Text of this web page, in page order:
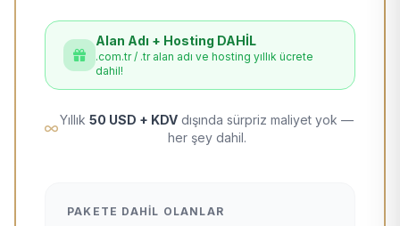
Alan Adı + Hosting DAHİL
.com.tr / .tr alan adı ve hosting yıllık ücrete
dahil!
Yıllık 50 USD + KDV dışında sürpriz maliyet yok —
her şey dahil.
PAKETE DAHIL OLANLAR